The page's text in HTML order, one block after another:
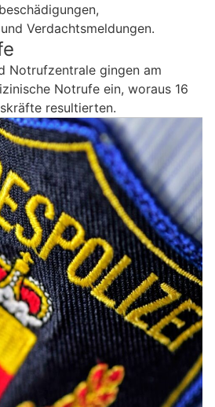
Verdachtsmeldungen.
Notrufzentrale gingen am
Notrufe ein, woraus 16
resultierten.